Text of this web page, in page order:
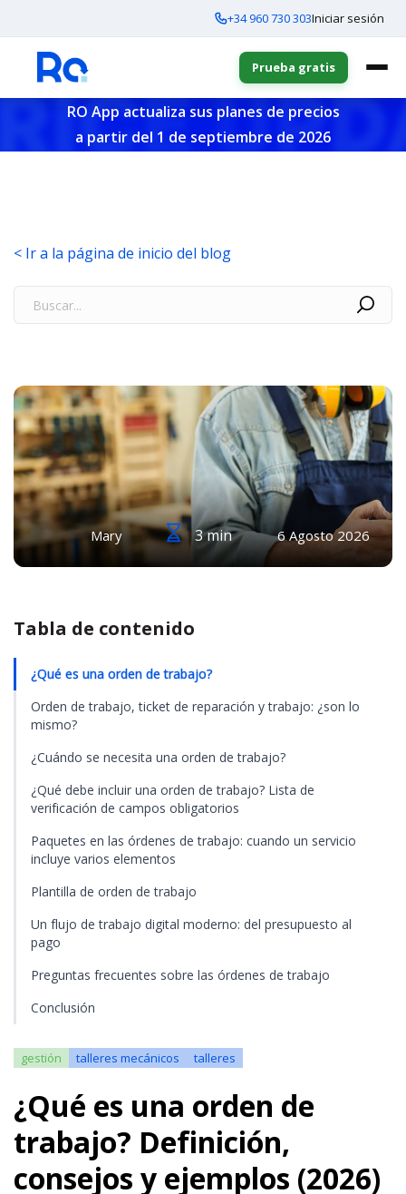
+34 960 730 303Iniciar sesión
Prueba gratis
RO App actualiza sus planes de precios
a partir del 1 de septiembre de 2026
< Ir a la página de inicio del blog
Mary 3 min 6 Agosto 2026
Tabla de contenido
¿Qué es una orden de trabajo?
Orden de trabajo, ticket de reparación y trabajo: ¿son lo
mismo?
¿Cuándo se necesita una orden de trabajo?
¿Qué debe incluir una orden de trabajo? Lista de
verificación de campos obligatorios
Paquetes en las órdenes de trabajo: cuando un servicio
incluye varios elementos
Plantilla de orden de trabajo
Un flujo de trabajo digital moderno: del presupuesto al
pago
Preguntas frecuentes sobre las órdenes de trabajo
Conclusión
gestión talleres mecánicos talleres
¿Qué es una orden de
trabajo? Definición,
consejos y ejemplos (2026)